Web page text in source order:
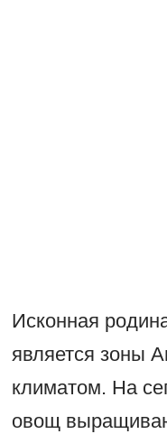
Исконная
является зоны
климатом. На
овощ